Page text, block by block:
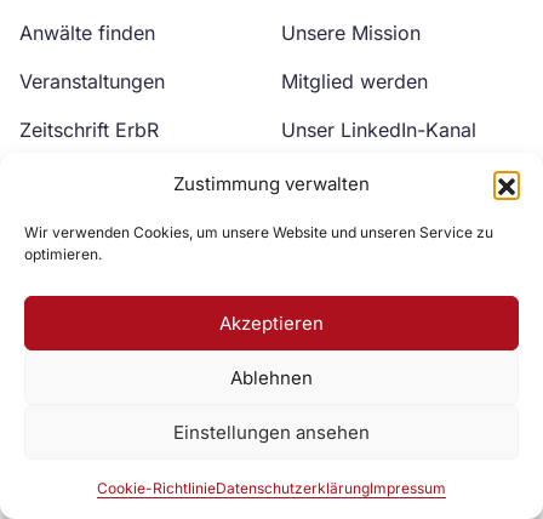
Zustimmung verwalten
Wir verwenden Cookies, um unsere Website und unseren Service zu
optimieren.
Akzeptieren
Ablehnen
Einstellungen ansehen
Cookie-RichtlinieDatenschutzerklärungImpressum
Anwälte finden
Veranstaltungen
Zeitschrift ErbR
Unsere Mission
Mitglied werden
Unser LinkedIn-Kanal
Unser YouTube-Kanal
Zur DAV Webseite